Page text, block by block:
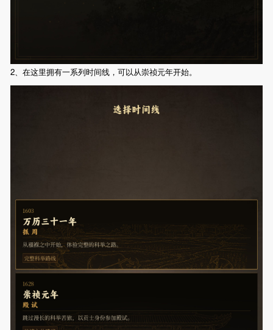
2、在这里拥有一系列时间线，可以从崇祯元年开始。